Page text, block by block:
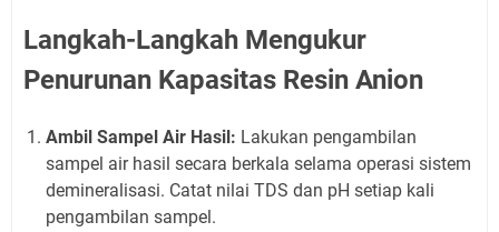
Langkah-Langkah Mengukur
Penurunan Kapasitas Resin Anion
Ambil Sampel Air Hasil: Lakukan pengambilan
sampel air hasil secara berkala selama operasi sistem
demineralisasi. Catat nilai TDS dan pH setiap kali
pengambilan sampel.